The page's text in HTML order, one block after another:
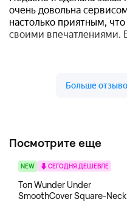
Посмотрите еще
NEW СЕГОДНЯ ДЕШЕВЛЕ
Топ Wunder Under
SmoothCover Square-Neck